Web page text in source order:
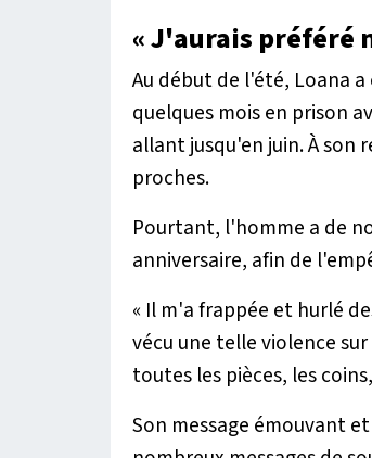
« J'aurais préféré
Au début de l'été, Loana
quelques mois en prison
allant jusqu'en juin. À son
proches.
Pourtant, l'homme a de
anniversaire, afin de
« Il m'a frappée et hurlé
vécu une telle violence
toutes les pièces, les
Son message émouvant